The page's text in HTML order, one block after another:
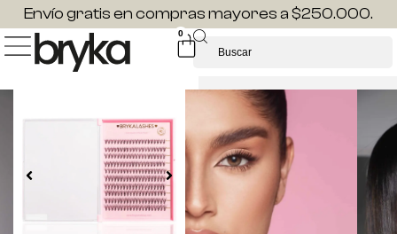
Envío gratis en compras mayores a $250.000.
0
INDIVIDUALES
EFECTO RUSO MIX
$58.000 $35.000
200 puntos 3D por
caja, construye hasta
20 diseños con una
sola caja!